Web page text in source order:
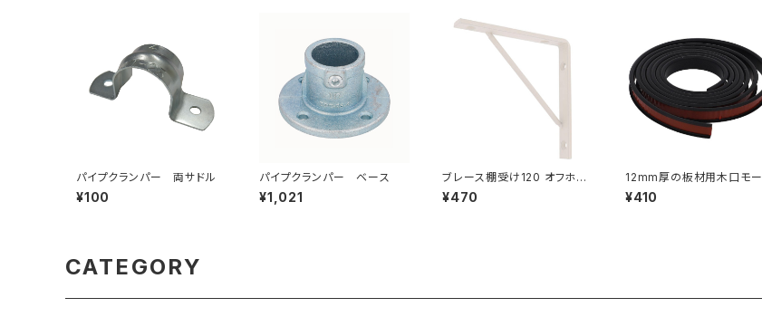
パイプクランパー 両サドル
¥100
パイプクランパー ベース
¥1,021
ブレース棚受け120 オフホワ
イト
¥470
12mm厚の板材用木口モー
ル ブラック（557-222）
¥410
CATEGORY